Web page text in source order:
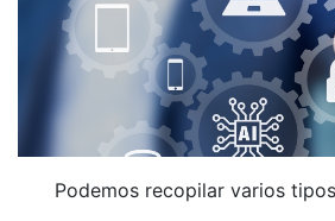
Podemos recopilar varios